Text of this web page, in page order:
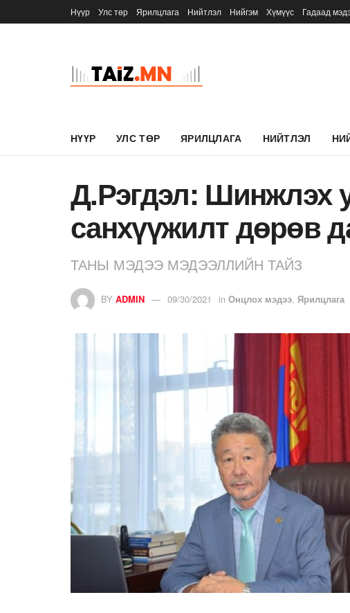
Нүүр Улс төр Ярилцлага Нийтлэл Нийгэм Хүмүүс Гадаад
НҮҮР УЛС ТӨР ЯРИЛЦЛАГА НИЙТЛЭЛ
Д.Рэгдэл: Шинжлэх
санхүүжилт дөрөв
ТАНЫ МЭДЭЭ МЭДЭЭЛЛИЙН ТАЙЗ
BY ADMIN 09/30/2021 in Онцлох мэдээ, Ярилцлага